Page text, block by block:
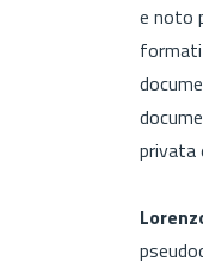
e noto
formati
privata